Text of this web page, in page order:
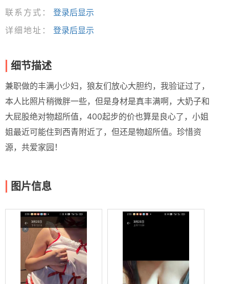
联系方式：
登录后显示
详细地址：
登录后显示
细节描述
兼职做的丰满小少妇，狼友们放心大胆约，我验证过了，
本人比照片稍微胖一些，但是身材是真丰满啊，大奶子和
大屁股绝对物超所值，400起步的价也算是良心了，小姐
姐最近可能住到西青附近了，但还是物超所值。珍惜资
源，共爱家园！
图片信息